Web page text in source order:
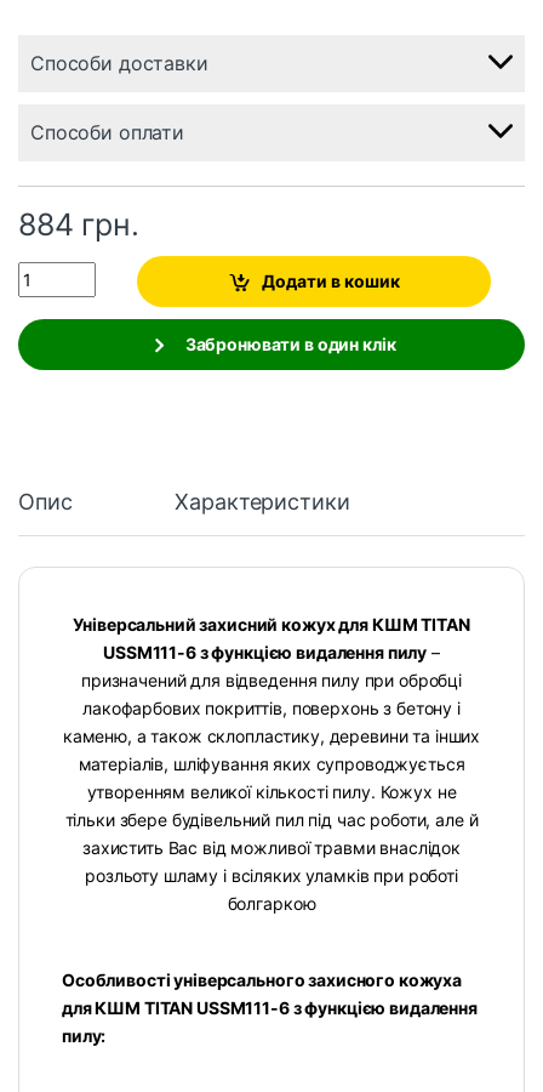
Способи доставки
Способи оплати
884 грн.
Quantity
Додати в кошик
Забронювати в один клік
Опис Характеристики
Універсальний захисний кожух для КШМ TITAN
USSM111-6 з функцією видалення пилу –
призначений для відведення пилу при обробці
лакофарбових покриттів, поверхонь з бетону і
каменю, а також склопластику, деревини та інших
матеріалів, шліфування яких супроводжується
утворенням великої кількості пилу. Кожух не
тільки збере будівельний пил під час роботи, але й
захистить Вас від можливої ​​травми внаслідок
розльоту шламу і всіляких уламків при роботі
болгаркою
Особливості універсального захисного кожуха
для КШМ TITAN USSM111-6 з функцією видалення
пилу: